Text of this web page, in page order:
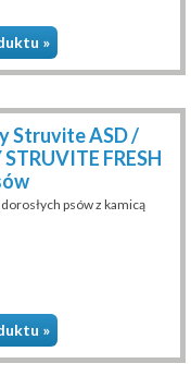
»
Struvite ASD /
FRESH
psów z kamicą
»